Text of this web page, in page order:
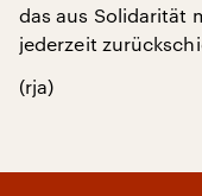
das aus Solidarität
jederzeit
(rja)